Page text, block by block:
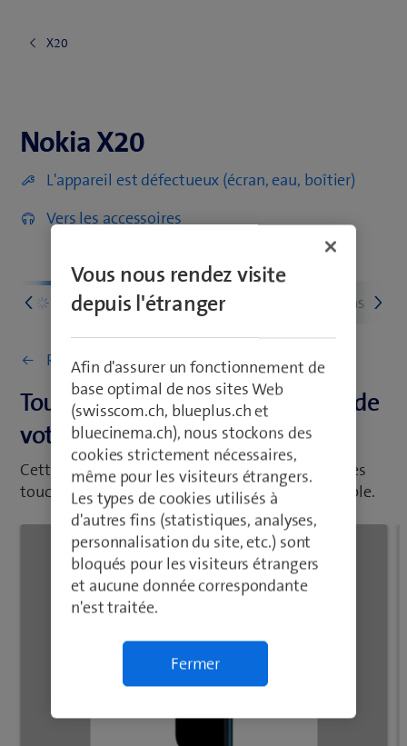
X20
Nokia X20
Nokia X20
L'appareil est défectueux (écran, eau, boîtier)
Vers les accessoires
Premiers pas Réseau et connections
Retourner à Premiers pas
Touches, boutons et connecteurs de
votre portable
Cette présentation vous indique les fonctions des
touches, boutons et connecteurs de votre portable.
Vous nous rendez visite
depuis l'étranger
Afin d'assurer un fonctionnement de
base optimal de nos sites Web
(swisscom.ch, blueplus.ch et
bluecinema.ch), nous stockons des
cookies strictement nécessaires,
même pour les visiteurs étrangers.
Les types de cookies utilisés à
d'autres fins (statistiques, analyses,
personnalisation du site, etc.) sont
bloqués pour les visiteurs étrangers
et aucune donnée correspondante
n'est traitée.
Fermer